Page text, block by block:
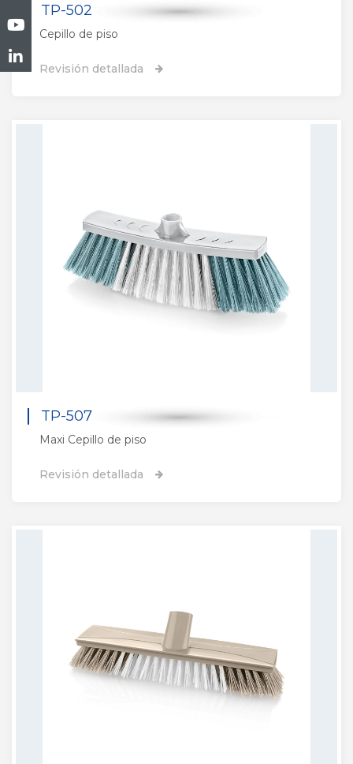
TP-502
Cepillo de piso
Revisión detallada
TP-507
Maxi Cepillo de piso
Revisión detallada